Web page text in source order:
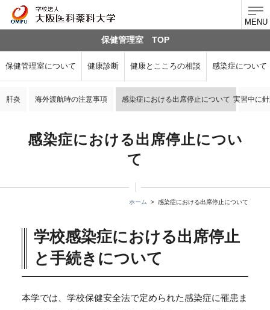
MENU
保健管理室 TOP
保健管理室について 健康診断 健康とこころの相談 感染症について
肝炎 海外渡航時の注意事項 感染症における出席停止について 実習中に
感染症における出席停止につい
て
ホーム 感染症における出席停止について
学校感染症における出席停止
と手続きについて
本学では、学校保健安全法で定められた感染症に罹患ま